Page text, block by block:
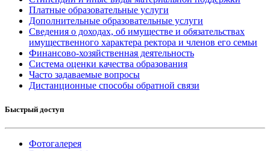
Платные образовательные услуги
Дополнительные образовательные услуги
Сведения о доходах, об имуществе и обязательствах
имущественного характера ректора и членов его семьи
Финансово-хозяйственная деятельность
Система оценки качества образования
Часто задаваемые вопросы
Дистанционные способы обратной связи
Быстрый доступ
Фотогалерея